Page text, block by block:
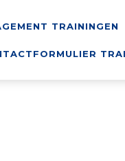
TRAININGEN